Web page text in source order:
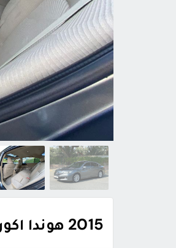
2015 هوندا اكورد 2.0 Comfort